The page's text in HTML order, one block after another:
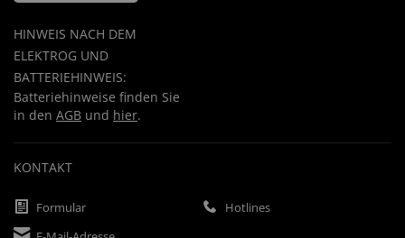
HINWEIS NACH DEM
ELEKTROG UND
BATTERIEHINWEIS:
Batteriehinweise finden Sie
in den AGB und hier.
KONTAKT
Formular
Hotlines